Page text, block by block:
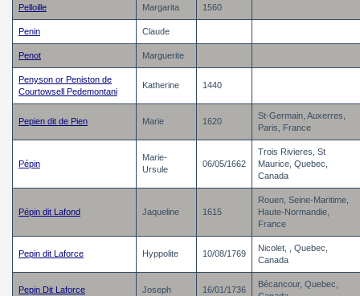
Pelloille Margarita 1560
Penin Claude
Penot Marguerite
Penyson or Peniston de
Courtowsell Pedemontani
Katherine 1440
Pepien dit de Pien Marie 1620
St-Germain, Auxerres,
Paris, France
Pépin
Marie-
Ursule
06/05/1662
Trois Rivieres, St
Maurice, Quebec,
Canada
Pépin dit Lafond Jaqueline 1615
Rouen, Seine-Maritime,
Haute-Normandie,
France
Pepin dit Laforce Hyppolite 10/08/1769
Nicolet, , Quebec,
Canada
Pepin Dit Laforce Joseph 16/01/1736
Bécancour, Quebec,